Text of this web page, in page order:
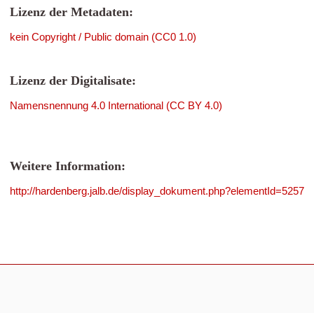
Lizenz der Metadaten:
kein Copyright / Public domain (CC0 1.0)
Lizenz der Digitalisate:
Namensnennung 4.0 International (CC BY 4.0)
Weitere Information:
http://hardenberg.jalb.de/display_dokument.php?elementId=5257